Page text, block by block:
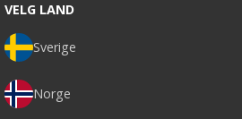
VELG LAND
Sverige
Norge